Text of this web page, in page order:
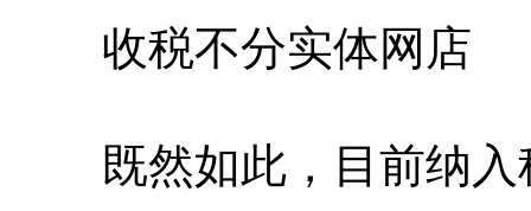
收税不分实体网店
既然如此，目前纳入